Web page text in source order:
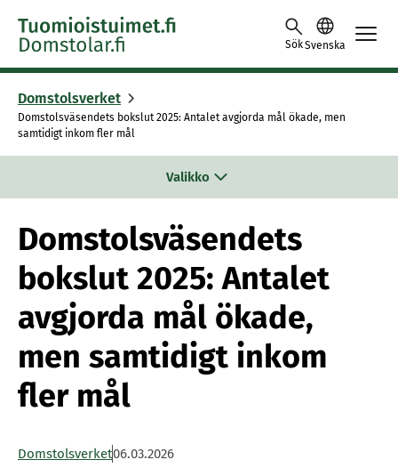
Skip to content -saavutettavuusohje
SökSvenska
Domstolsverket
Domstolsväsendets bokslut 2025: Antalet avgjorda mål ökade, men
samtidigt inkom fler mål
Valikko
Domstolsväsendets
bokslut 2025: Antalet
avgjorda mål ökade,
men samtidigt inkom
fler mål
Domstolsverket06.03.2026